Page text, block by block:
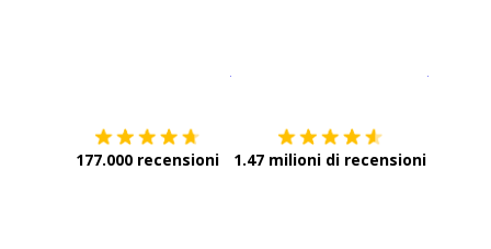
177.000 recensioni 1.47 milioni di recensioni